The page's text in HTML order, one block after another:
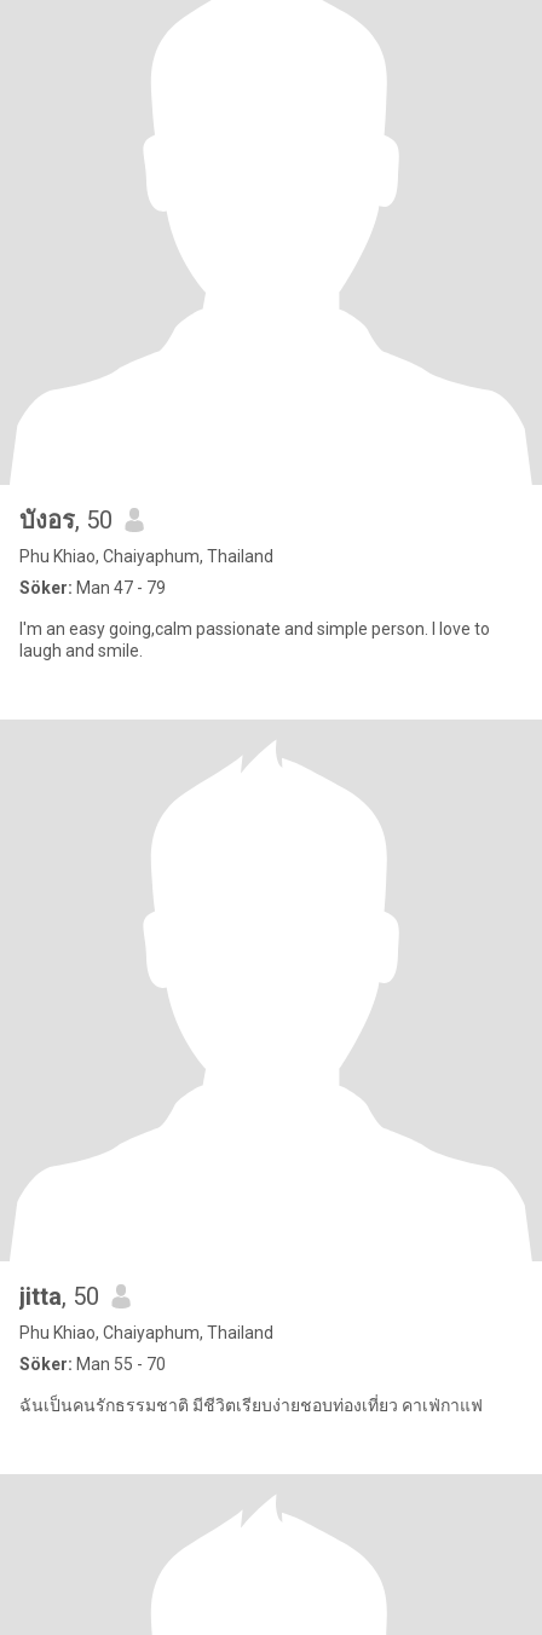
บังอร, 50
Phu Khiao, Chaiyaphum, Thailand
Söker: Man 47 - 79
I'm an easy going,calm passionate and simple person. I love to
laugh and smile.
jitta, 50
Phu Khiao, Chaiyaphum, Thailand
Söker: Man 55 - 70
ฉันเป็นคนรักธรรมชาติ มีชีวิตเรียบง่ายชอบท่องเที่ยว คาเฟ่กาแฟ